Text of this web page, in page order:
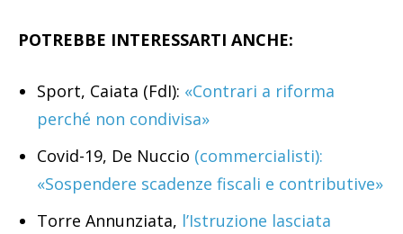
POTREBBE INTERESSARTI ANCHE:
Sport, Caiata (FdI): «Contrari a riforma
perché non condivisa»
Covid-19, De Nuccio (commercialisti):
«Sospendere scadenze fiscali e contributive»
Torre Annunziata, l’Istruzione lasciata